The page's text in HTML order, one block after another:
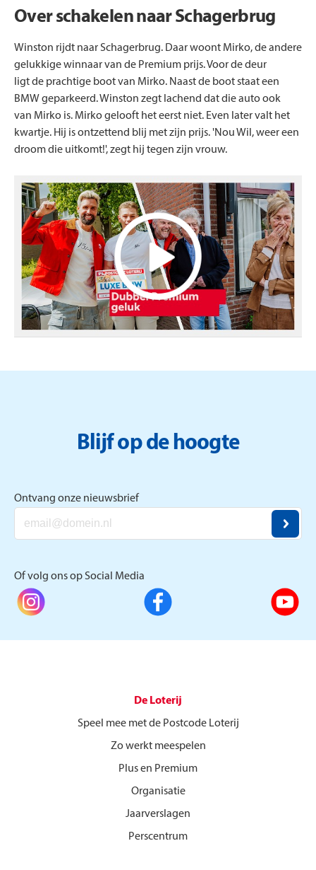
Over schakelen naar Schagerbrug
Winston rijdt naar Schagerbrug. Daar woont Mirko, de andere
gelukkige winnaar van de Premium prijs. Voor de deur
ligt de prachtige boot van Mirko. Naast de boot staat een
BMW geparkeerd. Winston zegt lachend dat die auto ook
van Mirko is. Mirko gelooft het eerst niet. Even later valt het
kwartje. Hij is ontzettend blij met zijn prijs. 'Nou Wil, weer een
droom die uitkomt!', zegt hij tegen zijn vrouw.
Blijf op de hoogte
Ontvang onze nieuwsbrief
Of volg ons op Social Media
De Loterij
Speel mee met de Postcode Loterij
Zo werkt meespelen
Plus en Premium
Organisatie
Jaarverslagen
Perscentrum